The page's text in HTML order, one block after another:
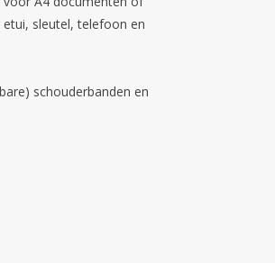
sleutel, telefoon en
schouderbanden en